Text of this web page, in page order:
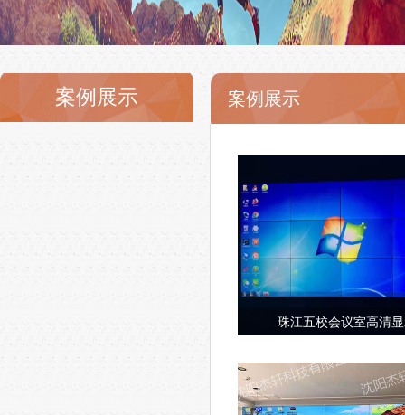
案例展示 案例展示
珠江五校会议室高清